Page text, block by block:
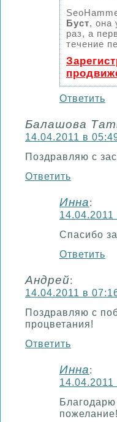
Буст, она
раз, а
течение
Ответить
Балашова
14.04.2011 в
Поздравляю с
Ответить
Инна:
14.04.2011
Спасибо
Ответить
Андрей:
14.04.2011 в
Поздравляю с
процветания!
Ответить
Инна:
14.04.2011
пожелание!